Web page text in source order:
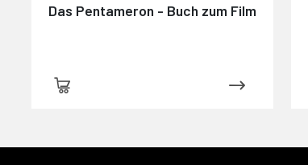
Das Pentameron - Buch zum Film